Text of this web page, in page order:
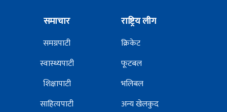
समाचार
समग्रपाटी
स्वास्थ्यपाटी
शिक्षापाटी
साहित्यपाटी
राष्ट्रिय लीग
क्रिकेट
फूटबल
भलिबल
अन्य खेलकुद